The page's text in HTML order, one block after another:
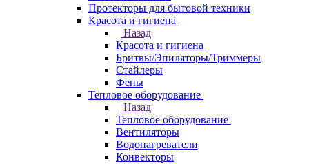
Протекторы для бытовой техники
Красота и гигиена
Назад
Красота и гигиена
Бритвы/Эпиляторы/Триммеры
Стайлеры
Фены
Тепловое оборудование
Назад
Тепловое оборудование
Вентиляторы
Водонагреватели
Конвекторы